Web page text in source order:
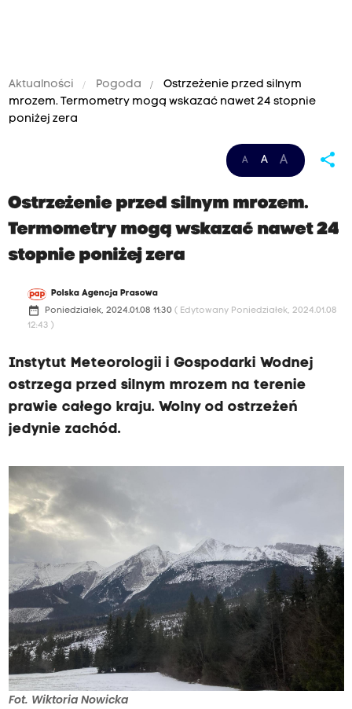
Aktualności Pogoda
Ostrzeżenie przed silnym
mrozem. Termometry mogą wskazać nawet 24 stopnie
poniżej zera
A A A share
Ostrzeżenie przed silnym mrozem.
Termometry mogą wskazać nawet 24
stopnie poniżej zera
Polska Agencja Prasowa
date_range Poniedziałek, 2024.01.08 11:30 ( Edytowany Poniedziałek, 2024.01.08
12:43 )
Instytut Meteorologii i Gospodarki Wodnej
ostrzega przed silnym mrozem na terenie
prawie całego kraju. Wolny od ostrzeżeń
jedynie zachód.
Fot. Wiktoria Nowicka